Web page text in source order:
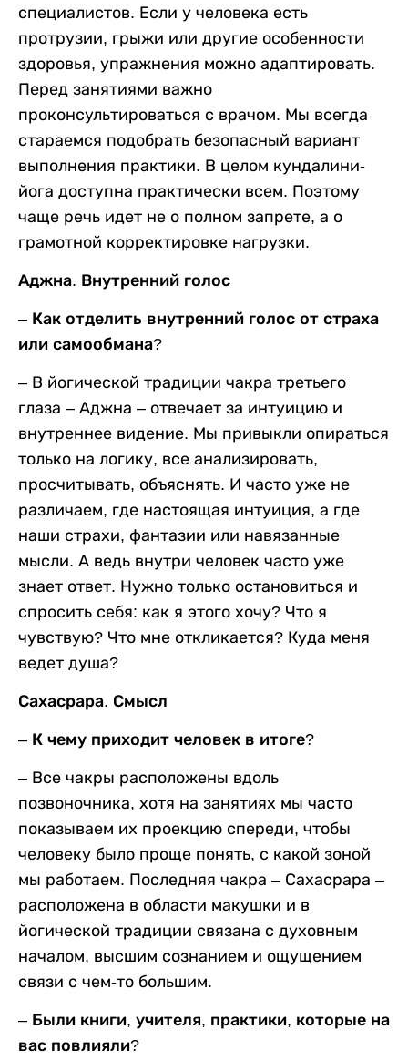
специалистов. Если у человека есть
протрузии, грыжи или другие особенности
здоровья, упражнения можно адаптировать.
Перед занятиями важно
проконсультироваться с врачом. Мы всегда
стараемся подобрать безопасный вариант
выполнения практики. В целом кундалини-
йога доступна практически всем. Поэтому
чаще речь идет не о полном запрете, а о
грамотной корректировке нагрузки.
Аджна. Внутренний голос
– Как отделить внутренний голос от страха
или самообмана?
– В йогической традиции чакра третьего
глаза – Аджна – отвечает за интуицию и
внутреннее видение. Мы привыкли опираться
только на логику, все анализировать,
просчитывать, объяснять. И часто уже не
различаем, где настоящая интуиция, а где
наши страхи, фантазии или навязанные
мысли. А ведь внутри человек часто уже
знает ответ. Нужно только остановиться и
спросить себя: как я этого хочу? Что я
чувствую? Что мне откликается? Куда меня
ведет душа?
Сахасрара. Смысл
– К чему приходит человек в итоге?
– Все чакры расположены вдоль
позвоночника, хотя на занятиях мы часто
показываем их проекцию спереди, чтобы
человеку было проще понять, с какой зоной
мы работаем. Последняя чакра – Сахасрара –
расположена в области макушки и в
йогической традиции связана с духовным
началом, высшим сознанием и ощущением
связи с чем-то большим.
– Были книги, учителя, практики, которые на
вас повлияли?